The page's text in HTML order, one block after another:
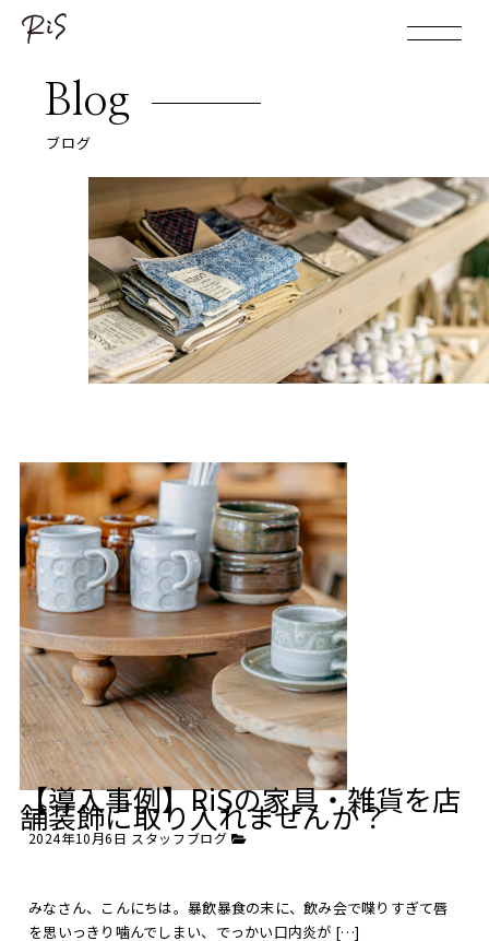
Blog
ブログ
【導入事例】RiSの家具・雑貨を店
舗装飾に取り入れませんか？
2024年10月6日 スタッフブログ
みなさん、こんにちは。暴飲暴食の末に、飲み会で喋りすぎて唇
を思いっきり噛んでしまい、でっかい口内炎が […]